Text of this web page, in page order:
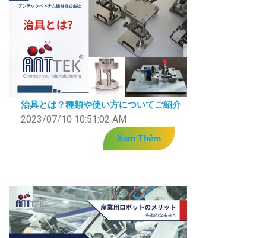
治具とは？種類や使い方についてご紹介
2023/07/10 10:51:02 AM
Xem Thêm